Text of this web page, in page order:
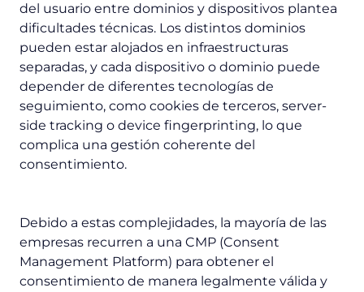
del usuario entre dominios y dispositivos plantea
dificultades técnicas. Los distintos dominios
pueden estar alojados en infraestructuras
separadas, y cada dispositivo o dominio puede
depender de diferentes tecnologías de
seguimiento, como cookies de terceros, server-
side tracking o device fingerprinting, lo que
complica una gestión coherente del
consentimiento.
Debido a estas complejidades, la mayoría de las
empresas recurren a una CMP (Consent
Management Platform) para obtener el
consentimiento de manera legalmente válida y